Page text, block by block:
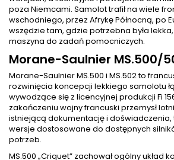
poza Niemcami. Samolot trafił na wiele
wschodniego, przez Afrykę Północną, po
wszędzie tam, gdzie potrzebna była
maszyna do zadań pomocniczych.
Morane-Saulnier MS.500/
Morane-Saulnier MS.500 i MS.502 to
rozwinięcia koncepcji lekkiego samolotu
wywodzące się z licencyjnej produkcji Fi
zakończeniu wojny francuski przemysł
istniejącą dokumentację i doświadczenia,
wersje dostosowane do dostępnych
potrzeb.
MS.500 „Criquet” zachował ogólny układ